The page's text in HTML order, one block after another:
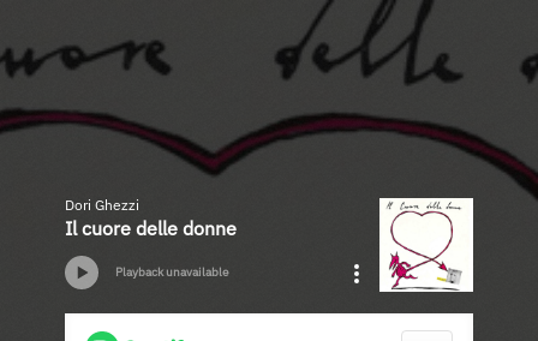
Dori Ghezzi
Il cuore delle donne
Playback unavailable